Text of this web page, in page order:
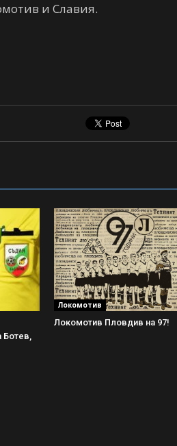
и Славия.
Ботев,
Локомотив
Локомотив Пловдив на 97!